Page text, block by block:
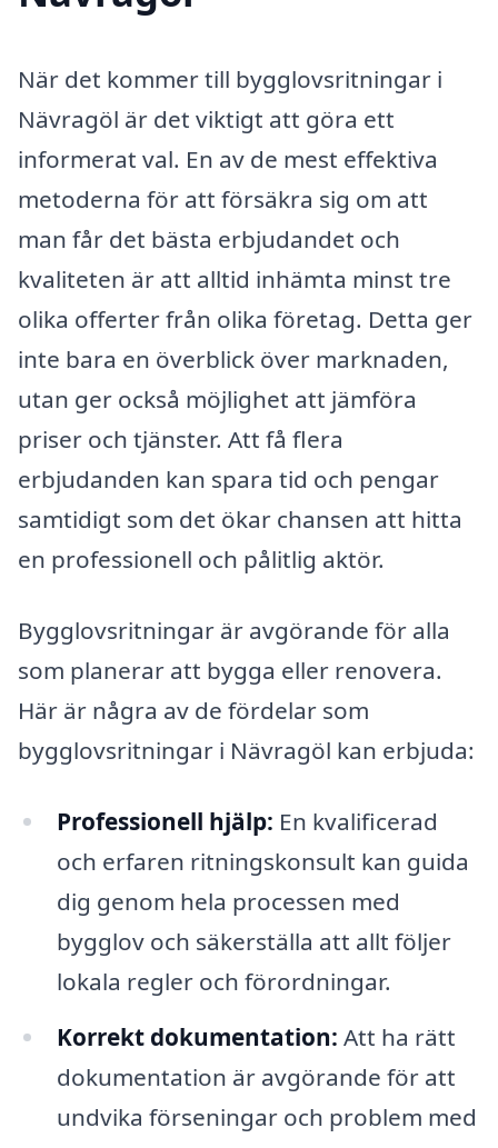
När det kommer till bygglovsritningar i
Nävragöl är det viktigt att göra ett
informerat val. En av de mest effektiva
metoderna för att försäkra sig om att
man får det bästa erbjudandet och
kvaliteten är att alltid inhämta minst tre
olika offerter från olika företag. Detta ger
inte bara en överblick över marknaden,
utan ger också möjlighet att jämföra
priser och tjänster. Att få flera
erbjudanden kan spara tid och pengar
samtidigt som det ökar chansen att hitta
en professionell och pålitlig aktör.
Bygglovsritningar är avgörande för alla
som planerar att bygga eller renovera.
Här är några av de fördelar som
bygglovsritningar i Nävragöl kan erbjuda:
Professionell hjälp: En kvalificerad
och erfaren ritningskonsult kan guida
dig genom hela processen med
bygglov och säkerställa att allt följer
lokala regler och förordningar.
Korrekt dokumentation: Att ha rätt
dokumentation är avgörande för att
undvika förseningar och problem med